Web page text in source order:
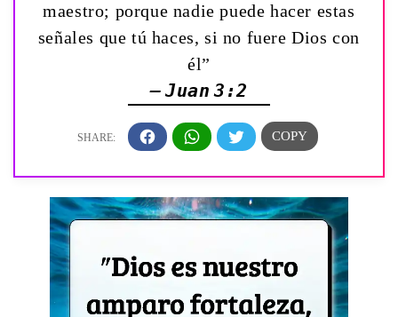
maestro; porque nadie puede hacer estas
señales que tú haces, si no fuere Dios con
él”
— Juan 3:2